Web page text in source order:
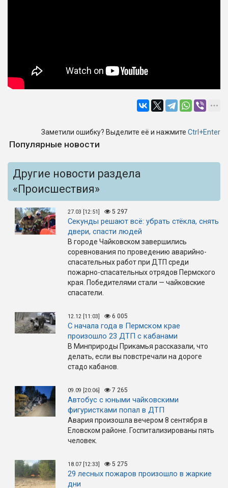
Заметили ошибку? Выделите её и нажмите Ctrl+Enter
Популярные новости
Другие новости раздела
«Происшествия»
27.03 [12:51] 5 297
Секунды решают всё: убрать стёкла, снять
двери, спасти людей
В городе Чайковском завершились
соревнования по проведению аварийно-
спасательных работ при ДТП среди
пожарно-спасательных отрядов Пермского
края. Победителями стали — чайковские
спасатели.
12.12 [11:03] 6 005
С начала года в Пермском крае
произошло 23 ДТП с кабанами
В Минприроды Прикамья рассказали, что
делать, если вы повстречали на дороге
стадо кабанов.
09.09 [20:06] 7 265
Автобус с юными чайковскими
фигуристками попал в ДТП
Авария произошла вечером 8 сентября в
Еловском районе. Госпитализированы пять
человек.
18.07 [12:33] 5 275
29 лесных пожаров произошло в жаркие
дни